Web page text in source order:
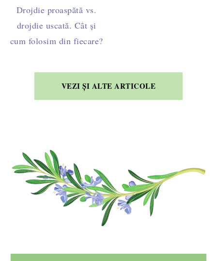
Drojdie proaspătă vs.
drojdie uscată. Cât și
cum folosim din fiecare?
VEZI ȘI ALTE ARTICOLE